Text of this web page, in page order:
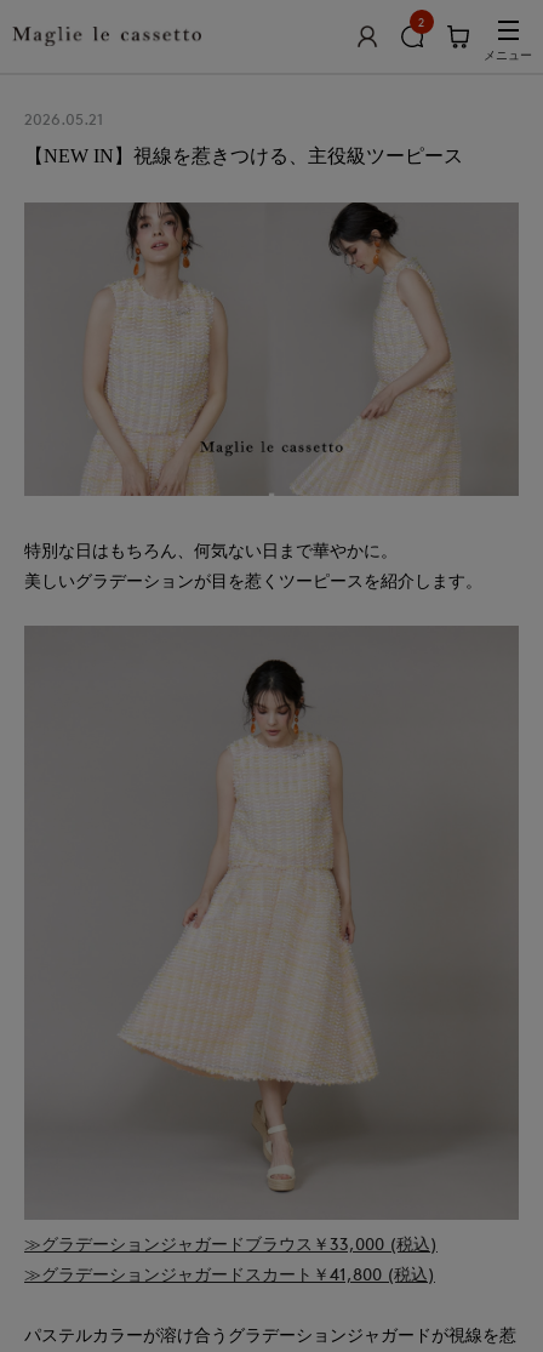
2
メニュー
2026.05.21
【NEW IN】視線を惹きつける、主役級ツーピース
特別な日はもちろん、何気ない日まで華やかに。
美しいグラデーションが目を惹くツーピースを紹介します。
≫グラデーションジャガードブラウス￥33,000 (税込)
≫グラデーションジャガードスカート￥41,800 (税込)
パステルカラーが溶け合うグラデーションジャガードが視線を惹